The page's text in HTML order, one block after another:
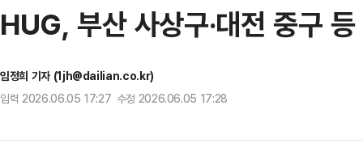
HUG, 부산 사상구·대전 중구
임정희 기자 (1jh@dailian.co.kr)
입력 2026.06.05 17:27 수정 2026.06.05 17:28